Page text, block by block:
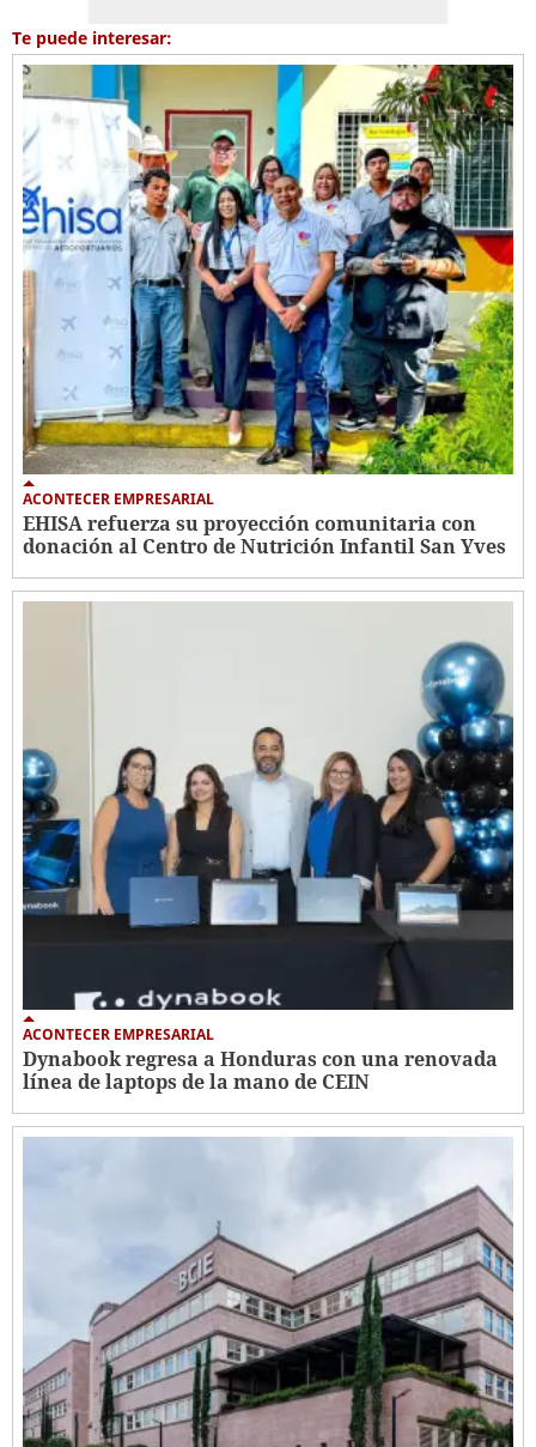
Te puede interesar:
ACONTECER EMPRESARIAL
EHISA refuerza su proyección comunitaria con
donación al Centro de Nutrición Infantil San Yves
ACONTECER EMPRESARIAL
Dynabook regresa a Honduras con una renovada
línea de laptops de la mano de CEIN